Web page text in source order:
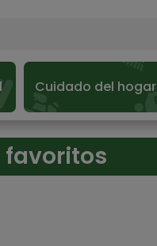
Cuidado del hogar
favoritos